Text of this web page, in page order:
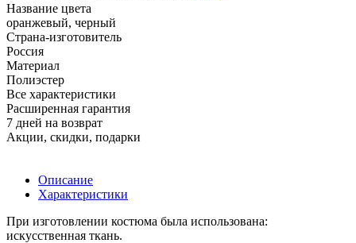
Название цвета
оранжевый, черный
Страна-изготовитель
Россия
Материал
Полиэстер
Все характеристики
Расширенная гарантия
7 дней на возврат
Акции, скидки, подарки
Описание
Характеристики
При изготовлении костюма была использована:
искусственная ткань.